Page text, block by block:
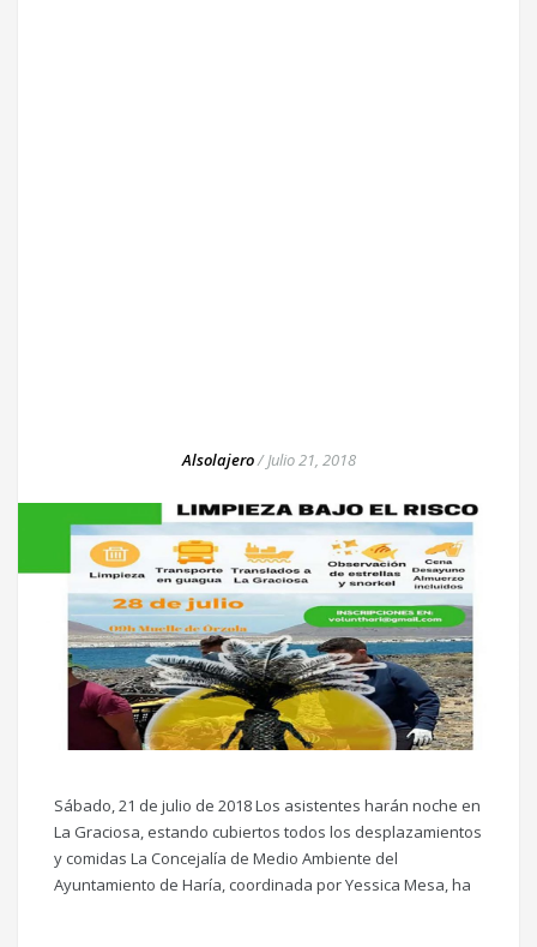
Alsolajero/Julio 21, 2018
Sábado, 21 de julio de 2018 Los asistentes harán noche en
La Graciosa, estando cubiertos todos los desplazamientos
y comidas La Concejalía de Medio Ambiente del
Ayuntamiento de Haría, coordinada por Yessica Mesa, ha